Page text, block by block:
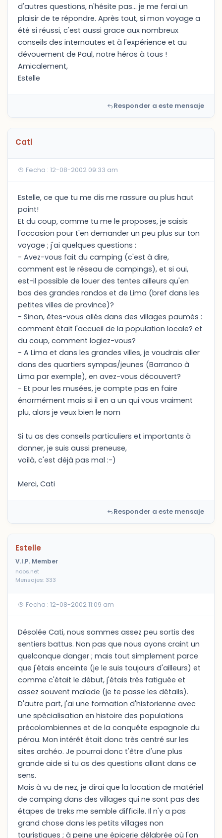
d'autres questions, n'hésite pas... je me ferai un
plaisir de te répondre. Après tout, si mon voyage a
été si réussi, c'est aussi grace aux nombreux
conseils des internautes et à l'expérience et au
dévouement de Paul, notre héros à tous !
Amicalement,
Estelle
Responder a este mensaje
Cati
Fecha : 12-08-2002 09:33 am
Estelle, ce que tu me dis me rassure au plus haut
point!
Et du coup, comme tu me le proposes, je saisis
l'occasion pour t'en demander un peu plus sur ton
voyage ; j'ai quelques questions :
- Avez-vous fait du camping (c'est à dire,
comment est le réseau de campings), et si oui,
est-il possible de louer des tentes ailleurs qu'en
bas des grandes randos et de Lima (bref dans les
petites villes de province)?
- Sinon, êtes-vous allés dans des villages paumés :
comment était l'accueil de la population locale? et
du coup, comment logiez-vous?
- A Lima et dans les grandes villes, je voudrais aller
dans des quartiers sympas/jeunes (Barranco à
Lima par exemple), en avez-vous découvert?
- Et pour les musées, je compte pas en faire
énormément mais si il en a un qui vous vraiment
plu, alors je veux bien le nom
Si tu as des conseils particuliers et importants à
donner, je suis aussi preneuse,
voilà, c'est déjà pas mal :-)
Merci, Cati
Responder a este mensaje
Estelle
V.I.P. Member
noos.net
Mensajes: 333
Fecha : 12-08-2002 11:09 am
Désolée Cati, nous sommes assez peu sortis des
sentiers battus. Non pas que nous ayons craint un
quelconque danger ; mais tout simplement parce
que j'étais enceinte (je le suis toujours d'ailleurs) et
comme c'était le début, j'étais très fatiguée et
assez souvent malade (je te passe les détails).
D'autre part, j'ai une formation d'historienne avec
une spécialisation en histoire des populations
précolombiennes et de la conquête espagnole du
pérou. Mon intérêt était donc très centré sur les
sites archéo. Je pourrai donc t'être d'une plus
grande aide si tu as des questions allant dans ce
sens.
Mais à vu de nez, je dirai que la location de matériel
de camping dans des villages qui ne sont pas des
étapes de treks me semble difficile. Il n'y a pas
grand chose dans les petits villages non
touristiques ; à peine une épicerie délabrée où l'on